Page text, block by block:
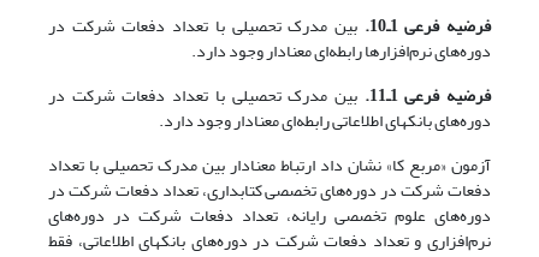
فرضیه فرعی 1ـ10.
بین مدرک تحصیلی با تعداد دفعات شرکت در
دوره‌های نرم‌افزارها رابطه‌ای معنادار وجود دارد.
فرضیه فرعی 1ـ11.
بین مدرک تحصیلی با تعداد دفعات شرکت در
دوره‌های بانکهای اطلاعاتی رابطه‌ای معنادار وجود دارد.
آزمون «مربع‌ کا» نشان داد ارتباط معنادار بین مدرک تحصیلی با تعداد
دفعات شرکت در دوره‌های تخصصی کتابداری، تعداد دفعات شرکت در
دوره‌های علوم تخصصی رایانه، تعداد دفعات شرکت در دوره‌های
نرم‌افزاری و تعداد دفعات شرکت در دوره‌های بانکهای اطلاعاتی، فقط